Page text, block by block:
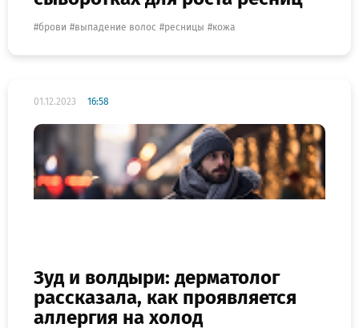
брови выпадение волос ресницы кожа
01.12.2023 16:58
Зуд и волдыри: дерматолог
рассказала, как проявляется
аллергия на холод